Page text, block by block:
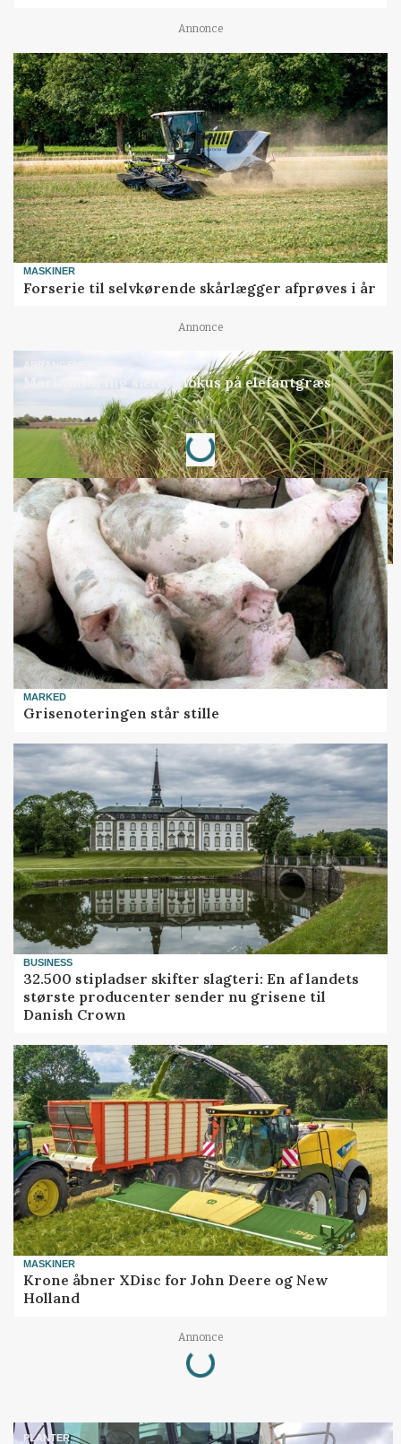
Annonce
MASKINER
Forserie til selvkørende skårlægger afprøves i år
Annonce
ARRANGEMENT
Markvandring sætter fokus på elefantgræs
Annonce
Loading...
MARKED
Grisenoteringen står stille
BUSINESS
32.500 stipladser skifter slagteri: En af landets
største producenter sender nu grisene til
Danish Crown
MASKINER
Krone åbner XDisc for John Deere og New
Holland
Annonce
Loading...
PLANTER